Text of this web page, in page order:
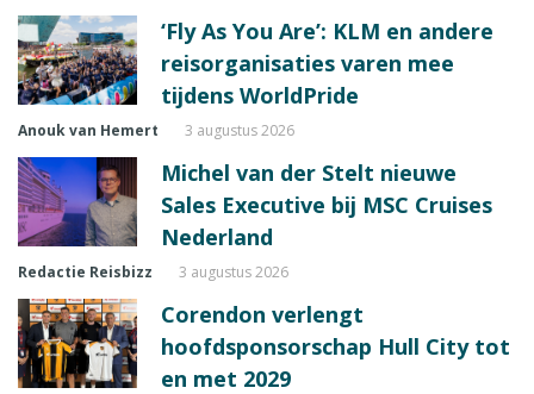
‘Fly As You Are’: KLM en andere
reisorganisaties varen mee
tijdens WorldPride
Anouk van Hemert 3 augustus 2026
Michel van der Stelt nieuwe
Sales Executive bij MSC Cruises
Nederland
Redactie Reisbizz 3 augustus 2026
Corendon verlengt
hoofdsponsorschap Hull City tot
en met 2029